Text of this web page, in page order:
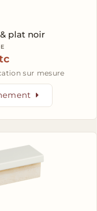
plat noir
sur mesure